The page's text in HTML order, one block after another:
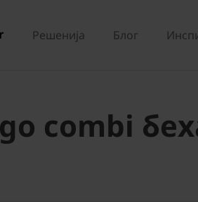
Решенија Блог
combi